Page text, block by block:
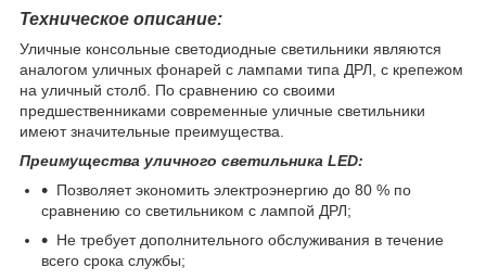
Техническое описание:
Уличные консольные светодиодные светильники являются
аналогом уличных фонарей с лампами типа ДРЛ, с крепежом
на уличный столб. По сравнению со своими
предшественниками современные уличные светильники
имеют значительные преимущества.
Преимущества уличного светильника LED:
Позволяет экономить электроэнергию до 80 % по
сравнению со светильником с лампой ДРЛ;
Не требует дополнительного обслуживания в течение
всего срока службы;